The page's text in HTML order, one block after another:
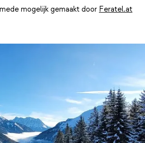
mogelijk gemaakt door Feratel.at